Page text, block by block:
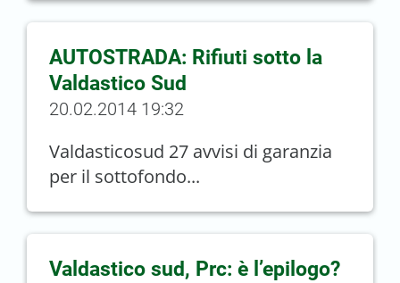
AUTOSTRADA: Rifiuti sotto la
Valdastico Sud
20.02.2014 19:32
Valdasticosud 27 avvisi di garanzia
per il sottofondo...
Valdastico sud, Prc: è l’epilogo?